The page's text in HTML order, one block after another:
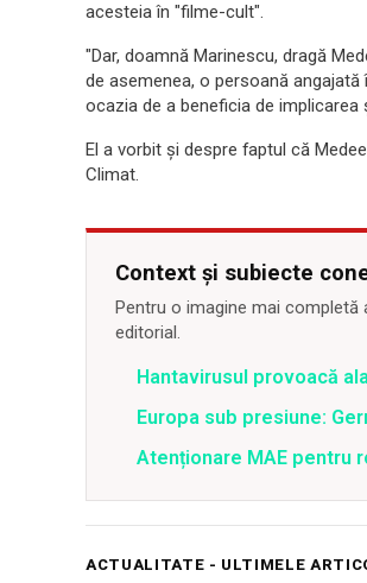
acesteia în "filme-cult".
"Dar, doamnă Marinescu, dragă
de asemenea, o persoană
ocazia de a beneficia de
El a vorbit și despre faptul că
Climat.
Context și subiecte
Pentru o imagine mai
editorial.
Hantavirusul provoacă
Europa sub presiune:
Atenționare MAE pentru
ACTUALITATE - ULTIMELE